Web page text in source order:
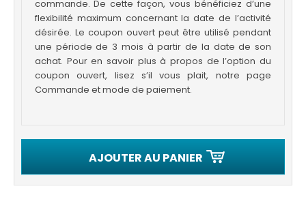
commande. De cette façon, vous bénéficiez d’une
flexibilité maximum concernant la date de l’activité
désirée. Le coupon ouvert peut être utilisé pendant
une période de 3 mois à partir de la date de son
achat. Pour en savoir plus à propos de l’option du
coupon ouvert, lisez s’il vous plait, notre page
Commande et mode de paiement.
AJOUTER AU PANIER